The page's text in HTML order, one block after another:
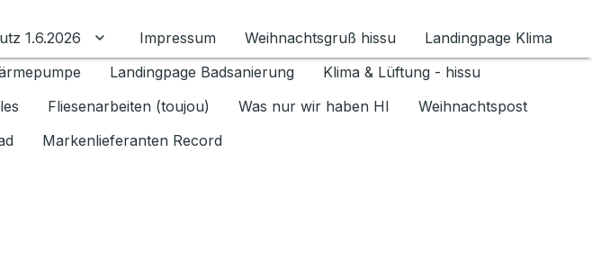
umschalten
1.6.2026 Untermenü für Datenschutz 1.6.2026 umschalten
Impressum Weihnachtsgruß hissu
Landingpage Klima
Landingpage Badsanierung
Klima & Lüftung - hissu
Fliesenarbeiten (toujou) Was nur wir haben HI
Weihnachtspost
Markenlieferanten Record